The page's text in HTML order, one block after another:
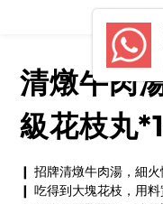
清燉牛肉
級花枝丸
❙ 招牌清燉牛肉湯，細
❙ 吃得到大塊花枝，用